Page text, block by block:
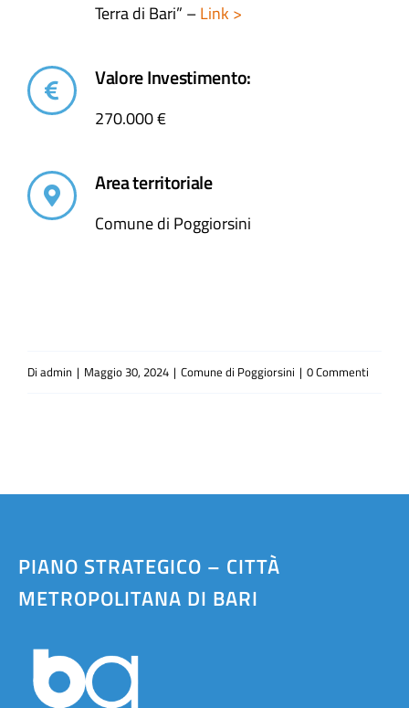
Terra di Bari” –Link >
Valore Investimento:
270.000 €
Area territoriale
Comune di Poggiorsini
Di admin | Maggio 30, 2024 | Comune di Poggiorsini | 0 Commenti
PIANO STRATEGICO – CITTÀ
METROPOLITANA DI BARI